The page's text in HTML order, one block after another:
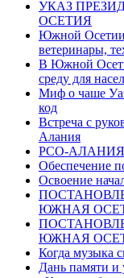
УКАЗ
ОСЕТИЯ
Южной
ветеринары,
В Южной
среду для
Миф о чаше
код
Встреча с
Алания
РСО-АЛАНИЯ
Обеспечение
Освоение
ЮЖНАЯ
ЮЖНАЯ
Когда музыка
Дань памяти и